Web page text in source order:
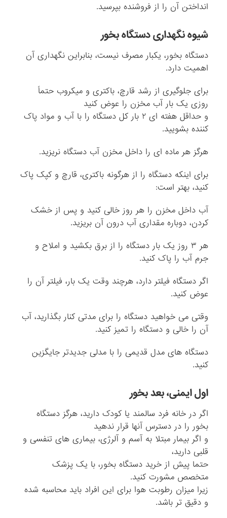
انداختن آن را از فروشنده بپرسید.
شیوه نگهداری دستگاه بخور
دستگاه بخور، یکبار مصرف نیست، بنابراین نگهداری آن
اهمیت دارد.
برای جلوگیری از رشد قارچ، باکتری و میکروب حتماً
روزی یک بار آب مخزن را عوض کنید
و حداقل هفته ای ۲ بار کل دستگاه را با آب و مواد پاک
کننده بشویید.
هرگز هر ماده ای را داخل مخزن آب دستگاه نریزید.
برای اینکه دستگاه را از هرگونه باکتری، قارچ و کپک پاک
کنید، بهتر است:
آب داخل مخزن را هر روز خالی کنید و پس از خشک
کردن، دوباره مقداری آب درون آن بریزید.
هر ۳ روز یک بار دستگاه را از برق بکشید و املاح و
جرم آب را پاک کنید.
اگر دستگاه فیلتر دارد، هرچند وقت یک بار، فیلتر آن را
عوض کنید.
وقتی می خواهید دستگاه را برای مدتی کنار بگذارید، آب
آن را خالی و دستگاه را تمیز کنید.
دستگاه های مدل قدیمی را با مدلی جدیدتر جایگزین
کنید.
اول ایمنی، بعد بخور
اگر در خانه فرد سالمند یا کودک دارید، هرگز دستگاه
بخور را در دسترس آنها قرار ندهید
و اگر بیمار مبتلا به آسم و آلرژی، بیماری های تنفسی و
قلبی دارید،
حتما پیش از خرید دستگاه بخور، با یک پزشک
متخصص مشورت کنید.
زیرا میزان رطوبت هوا برای این افراد باید محاسبه شده
و دقیق تر باشد.